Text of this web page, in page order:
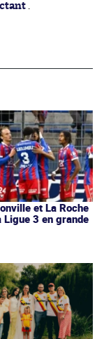
.
et La Roche
Ligue 3 en grande